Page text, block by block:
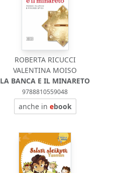
ROBERTA RICUCCI
VALENTINA MOISO
LA BANCA E IL MINARETO
9788810559048
anche in ebook